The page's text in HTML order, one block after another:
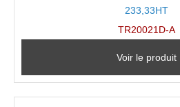
233,33HT
TR20021D-A
Voir le produit